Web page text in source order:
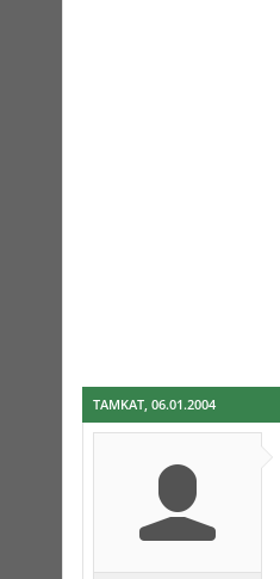
TAMKAT, 06.01.2004